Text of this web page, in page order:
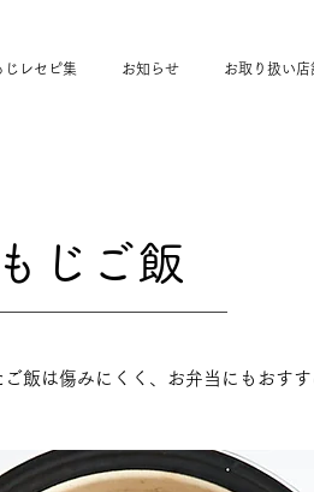
じレセピ集 お知らせ お取り扱い店
じご飯
飯は傷みにくく、お弁当にもおす